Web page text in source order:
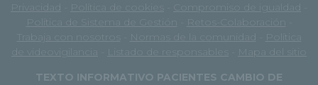
Privacidad
Política de cookies Compromiso de igualdad
Política de Sistema de Gestión
Retos-Colaboración
Trabaja con nosotros
Normas de la comunidad
Política
de videovigilancia
Listado de responsables
Mapa del sitio
TEXTO INFORMATIVO PACIENTES CAMBIO DE